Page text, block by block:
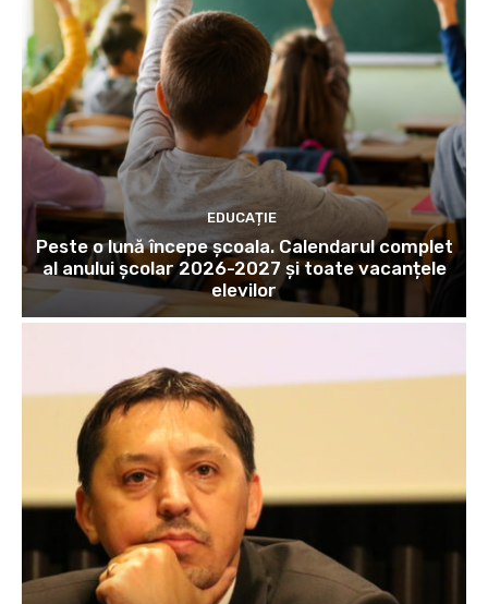
EDUCAȚIE
Peste o lună începe școala. Calendarul complet
al anului școlar 2026-2027 și toate vacanțele
elevilor